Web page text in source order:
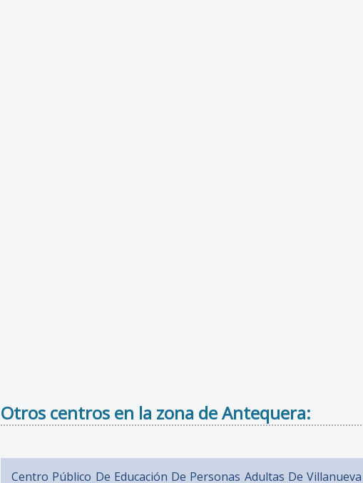
Otros centros en la zona de Antequera:
Centro Público De Educación De Personas Adultas De